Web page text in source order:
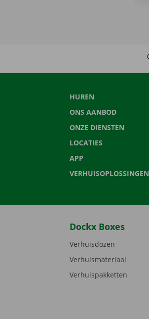
HUREN
ONS AANBOD
ONZE DIENSTEN
LOCATIES
APP
VERHUISOPLOSSINGEN
Dockx Boxes
Verhuisdozen
Verhuismateriaal
Verhuispakketten